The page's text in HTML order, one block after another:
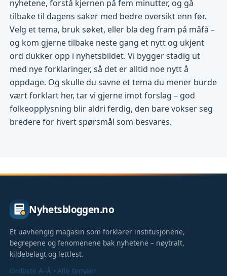
nyhetene, forstå kjernen på fem minutter, og gå
tilbake til dagens saker med bedre oversikt enn før.
Velg et tema, bruk søket, eller bla deg fram på måfå –
og kom gjerne tilbake neste gang et nytt og ukjent
ord dukker opp i nyhetsbildet. Vi bygger stadig ut
med nye forklaringer, så det er alltid noe nytt å
oppdage. Og skulle du savne et tema du mener burde
vært forklart her, tar vi gjerne imot forslag – god
folkeopplysning blir aldri ferdig, den bare vokser seg
bredere for hvert spørsmål som besvares.
Nyhetsbloggen.no
Et uavhengig magasin som forklarer institusjonene,
begrepene og fenomenene bak nyhetene – nøytralt,
kildebelagt og lettlest.
Ordliste A–Å ·Alle temaer